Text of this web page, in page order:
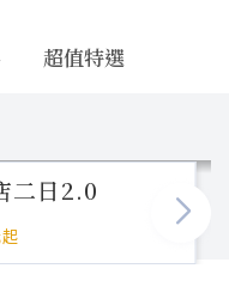
超值特選
二日2.0